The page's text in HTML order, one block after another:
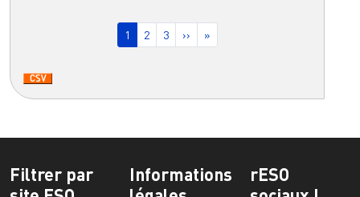
Page courante
1 Page
2 Page
3 Page suivante
›› Dernière page
»
Filtrer par
Informations
rESO